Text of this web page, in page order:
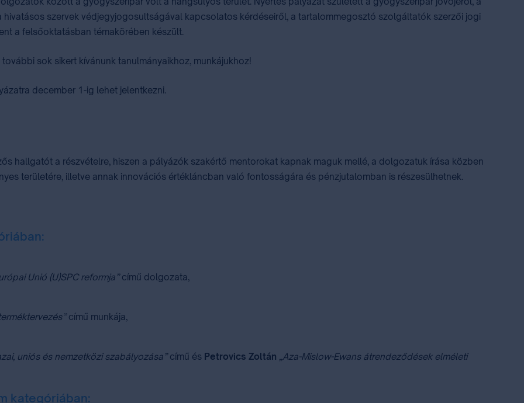
szervek védjegyjogosultságával kapcsolatos kérdéseiről, a tartalommegosztó szolgáltatók szerzői jogi
a felsőoktatásban témakörében készült.
sok sikert kívánunk tanulmányaikhoz, munkájukhoz!
december 1-ig lehet jelentkezni.
hallgatót a részvételre, hiszen a pályázók szakértő mentorokat kapnak maguk mellé, a dolgozatuk írása közben
területére, illetve annak innovációs értékláncban való fontosságára és pénzjutalomban is részesülhetnek.
Unió (U)SPC reformja”című dolgozata,
című munkája,
uniós és nemzetközi szabályozása”című és Petrovics Zoltán „Aza-Mislow-Ewans átrendeződések elméleti
kategóriában: